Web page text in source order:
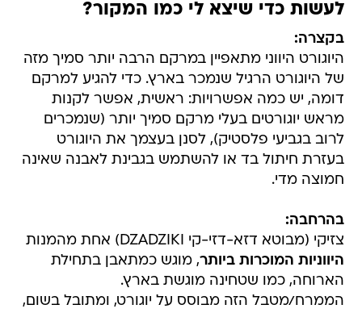
לעשות כדי שיצא לי כמו המקור?
בקצרה:
היוגורט היווני מתאפיין במרקם הרבה יותר סמיך מזה
של היוגורט הרגיל שנמכר בארץ. כדי להגיע למרקם
דומה, יש כמה אפשרויות: ראשית, אפשר לקנות
מראש יוגורטים בעלי מרקם סמיך יותר (שנמכרים
לרוב בגביעי פלסטיק), לסנן בעצמך את היוגורט
בעזרת חיתול בד או להשתמש בגבינת לאבנה שאינה
חמוצה מדי.
בהרחבה:
צזיקי (מבוטא דזא-דזי-קי DZADZIKI) אחת מהמנות
היווניות המוכרות ביותר, מוגש כמתאבן בתחילת
הארוחה, כמו שטחינה מוגשת בארץ.
הממרח/מטבל הזה מבוסס על יוגורט, ומתובל בשום,